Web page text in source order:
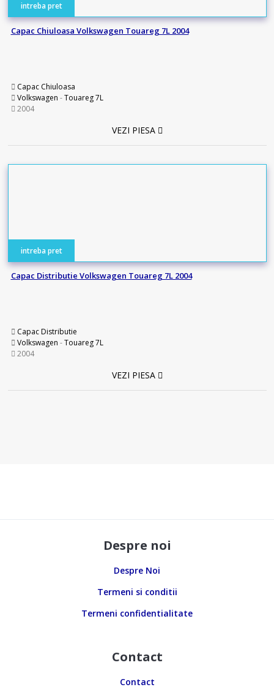
intreba pret
Capac Chiuloasa Volkswagen Touareg 7L 2004
Capac Chiuloasa
Volkswagen -Touareg 7L
2004
VEZI PIESA
intreba pret
Capac Distributie Volkswagen Touareg 7L 2004
Capac Distributie
Volkswagen -Touareg 7L
2004
VEZI PIESA
Despre noi
Despre Noi
Termeni si conditii
Termeni confidentialitate
Contact
Contact